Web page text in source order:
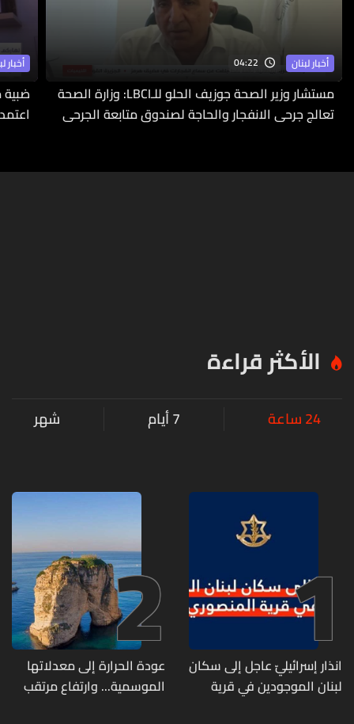
أخبار لبنان 04:22
مستشار وزير الصحة جوزيف الحلو للـLBCI: وزارة الصحة
تعالج جرحى الانفجار والحاجة لصندوق متابعة الجرحى
أخبار
ضبية
الأكثر قراءة
24 ساعة 7 أيام شهر
1
انذار إسرائيليّ عاجل إلى سكان
لبنان الموجودين في قرية
2
عودة الحرارة إلى معدلاتها
الموسمية... وارتفاع مرتقب